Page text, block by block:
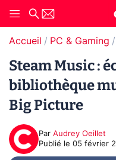
Accueil PC & Gaming
Steam Music :
bibliothèque
Big Picture
Par Audrey Oeillet
Publié le 05 février